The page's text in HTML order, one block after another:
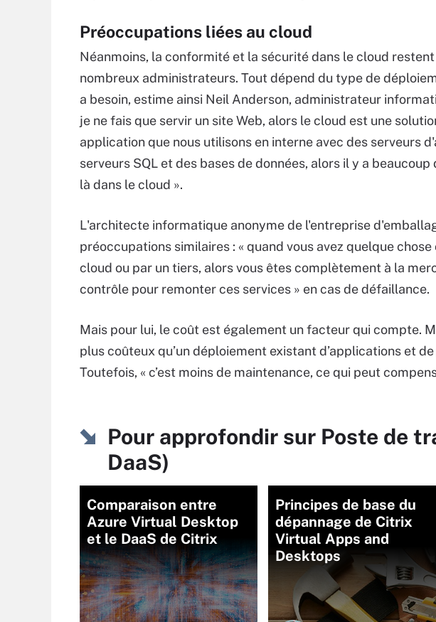
Préoccupations liées au cloud
Néanmoins, la conformité et la sécurité dans le cloud
nombreux administrateurs. Tout dépend du type de
a besoin, estime ainsi Neil Anderson, administrateur
je ne fais que servir un site Web, alors le cloud est une
application que nous utilisons en interne avec des serveurs
serveurs SQL et des bases de données, alors il y a
là dans le cloud ».
L'architecte informatique anonyme de l'entreprise
préoccupations similaires : « quand vous avez quelque
cloud ou par un tiers, alors vous êtes complètement à la
contrôle pour remonter ces services » en cas de défaillance.
Mais pour lui, le coût est également un facteur qui compte.
plus coûteux qu’un déploiement existant d’applications et
Toutefois, « c’est moins de maintenance, ce qui peut
Pour approfondir sur Poste de
DaaS)
Comparaison entre
Azure Virtual Desktop
et le DaaS de Citrix
Principes de base du
dépannage de Citrix
Virtual Apps and
Desktops